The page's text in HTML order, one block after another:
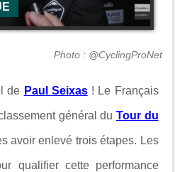
Photo : @CyclingProNet
de Paul Seixas! Le Français
général du Tour du
avoir enlevé trois étapes. Les
qualifier cette performance